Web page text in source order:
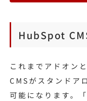
HubSpot
これまでアドオン
CMSがスタンドア
可能になります。